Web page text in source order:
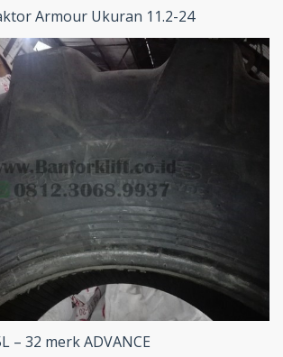
Armour Ukuran 11.2-24
– 32 merk ADVANCE